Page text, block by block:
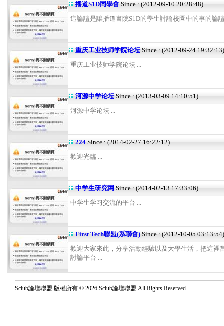
播道S1D同學會 Since : (2012-09-10 20:28:48)
這論譠是讓播道書院S1D的學生討論校園中的事的論
重庆工业技师学院论坛Since : (2012-09-24 19:32:13)
重庆工业技师学院论坛 ...
河源中学论坛Since : (2013-03-09 14:10:51)
河源中学论坛 ...
224 Since : (2014-02-27 16:22:12)
歡迎光臨 ...
中学生研究网 Since : (2014-02-13 17:33:06)
中学生学习交流的平台 ...
First Tech聯盟(系聯會) Since : (2012-10-05 03:13:54)
歡迎大家來此，分享活動經驗以及大學生活，把這裡
討論平台 ...
Sclub論壇聯盟 版權所有 © 2026 Sclub論壇聯盟 All Rights Reserved.